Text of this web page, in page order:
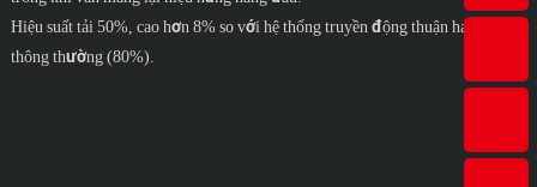
Hiệu suất tải 50%, cao hơn 8% so với hệ thống truyền động thuận hai ống
thông thường (80%).